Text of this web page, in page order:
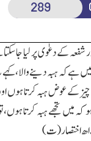
شفعہ کے دعوٰی پر لیا
کہ ہبہ دینے والا،کہے
کے عوض ہبہ کرتا ہوں
کہ میں تجھے ہبہ کرتا
اھ اختصار(ت)